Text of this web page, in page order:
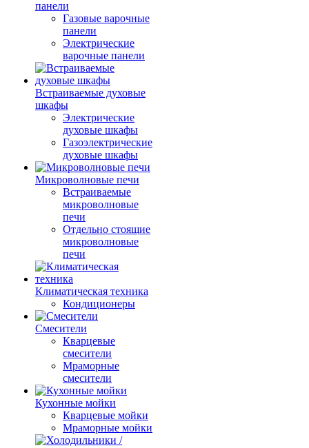
панели
Газовые варочные
панели
Электрические
варочные панели
Встраиваемые духовые
шкафы
Электрические
духовые шкафы
Газоэлектрические
духовые шкафы
Микроволновые печи
Встраиваемые
микроволновые
печи
Отдельно стоящие
микроволновые
печи
Климатическая техника
Кондиционеры
Смесители
Кварцевые
смесители
Мраморные
смесители
Кухонные мойки
Кварцевые мойки
Мраморные мойки